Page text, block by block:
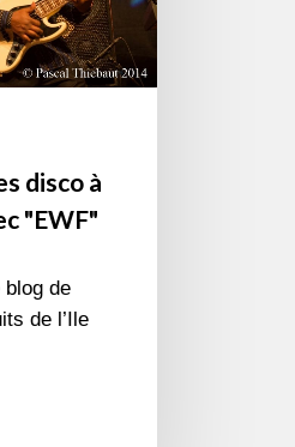
disco à
"EWF"
de
de l’Ile